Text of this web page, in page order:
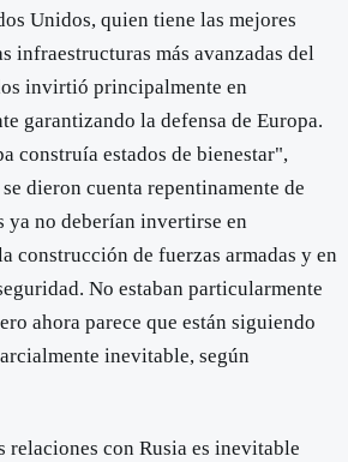
Unidos, quien tiene las mejores
infraestructuras más avanzadas del
invirtió principalmente en
garantizando la defensa de Europa.
construía estados de bienestar",
dieron cuenta repentinamente de
ya no deberían invertirse en
construcción de fuerzas armadas y en
No estaban particularmente
ahora parece que están siguiendo
inevitable, según
relaciones con Rusia es inevitable